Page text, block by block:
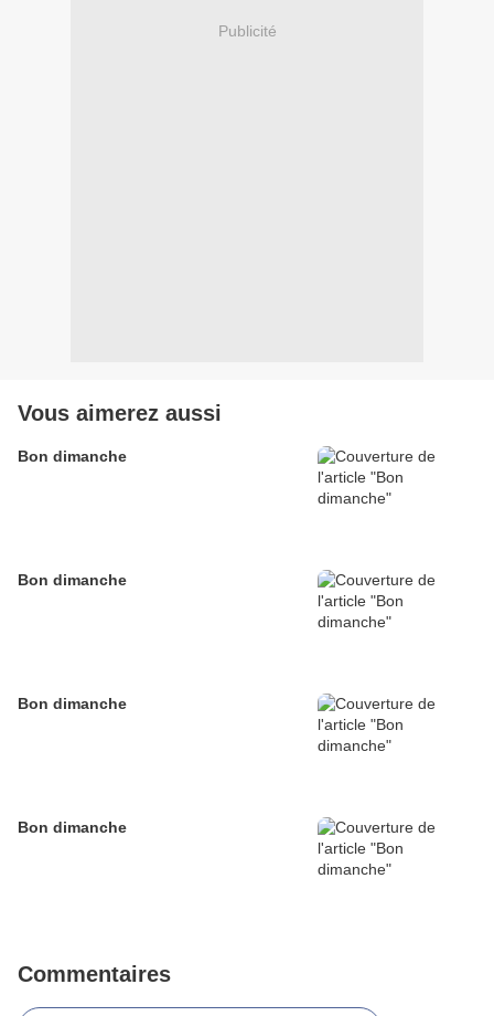
Publicité
Vous aimerez aussi
Bon dimanche
Bon dimanche
Bon dimanche
Bon dimanche
Commentaires